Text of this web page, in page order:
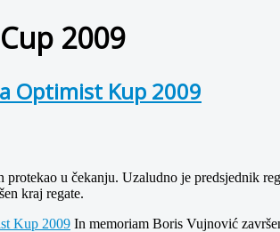
2009
Optimist Kup 2009
protekao u čekanju. Uzaludno je predsjednik
kraj regate.
Kup 2009 In memoriam Boris Vujnović